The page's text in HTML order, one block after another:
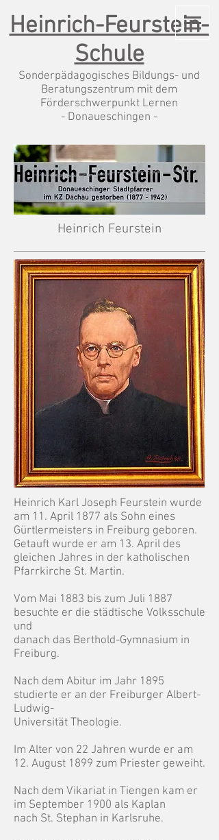
Heinrich-Feurstein-
Schule
Sonderpädagogisches Bildungs- und
Beratungszentrum mit dem
Förderschwerpunkt Lernen
- Donaueschingen -
Heinrich Feurstein
Heinrich Karl Joseph Feurstein wurde
am 11. April 1877 als Sohn eines
Gürtlermeisters in Freiburg geboren.
Getauft wurde er am 13. April des
gleichen Jahres in der katholischen
Pfarrkirche St. Martin.
Vom Mai 1883 bis zum Juli 1887
besuchte er die städtische Volksschule
und
danach das Berthold-Gymnasium in
Freiburg.
Nach dem Abitur im Jahr 1895
studierte er an der Freiburger Albert-
Ludwig-
Universität Theologie.
Im Alter von 22 Jahren wurde er am
12. August 1899 zum Priester geweiht.
Nach dem Vikariat in Tiengen kam er
im September 1900 als Kaplan
nach St. Stephan in Karlsruhe.